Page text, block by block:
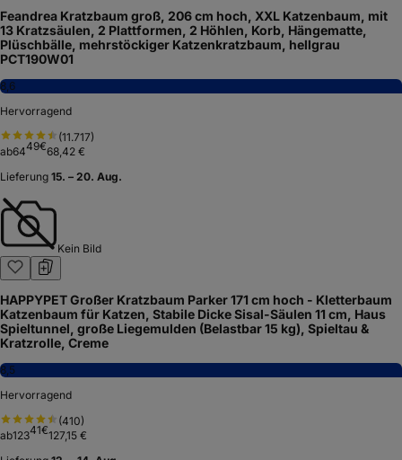
Feandrea Kratzbaum groß, 206 cm hoch, XXL Katzenbaum, mit
13 Kratzsäulen, 2 Plattformen, 2 Höhlen, Korb, Hängematte,
Plüschbälle, mehrstöckiger Katzenkratzbaum, hellgrau
PCT190W01
8,6
Hervorragend
(11.717)
ab6449€68,42 €
Lieferung 15. – 20. Aug.
Kein Bild
HAPPYPET Großer Kratzbaum Parker 171 cm hoch - Kletterbaum
Katzenbaum für Katzen, Stabile Dicke Sisal-Säulen 11 cm, Haus
Spieltunnel, große Liegemulden (Belastbar 15 kg), Spieltau &
Kratzrolle, Creme
8,5
Hervorragend
(410)
ab12341€127,15 €